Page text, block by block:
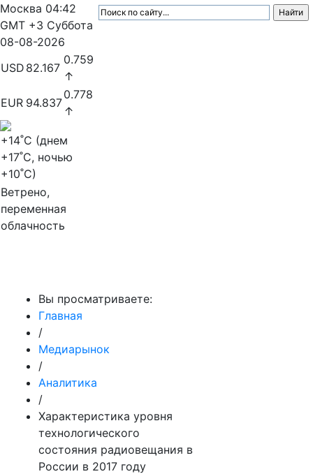
Москва 04:42
GMT +3 Суббота
08-08-2026
USD 82.167
0.759
↑
EUR 94.837
0.778
↑
+14˚C (днем
+17˚C, ночью
+10˚C)
Ветрено,
переменная
облачность
Вы просматриваете:
Главная
/
Медиарынок
/
Аналитика
/
Характеристика уровня
технологического
состояния радиовещания в
России в 2017 году